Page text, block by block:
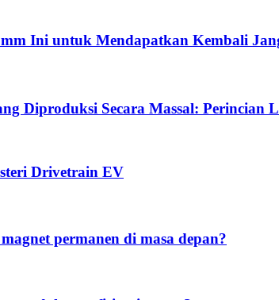
Ini untuk Mendapatkan Kembali
Diproduksi Secara Massal: Perincian
Drivetrain EV
permanen di masa depan?